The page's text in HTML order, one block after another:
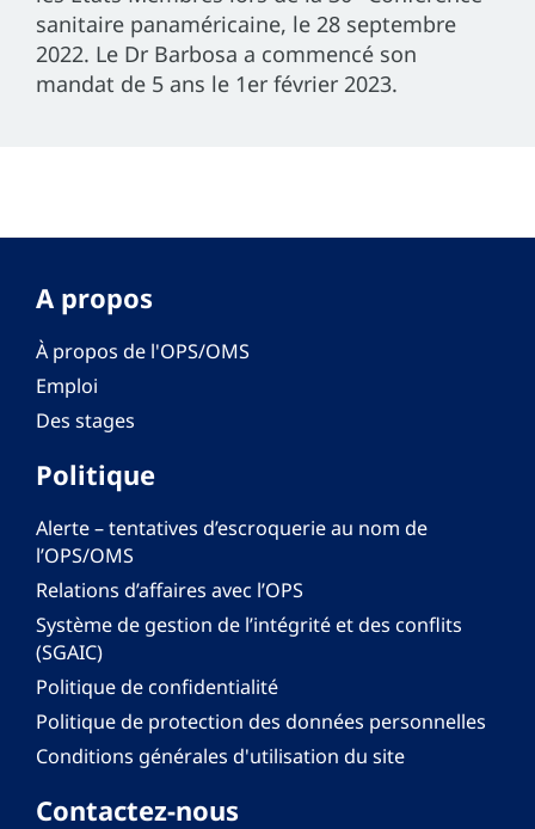
sanitaire panaméricaine, le 28 septembre
2022. Le Dr Barbosa a commencé son
mandat de 5 ans le 1er février 2023.
A propos
À propos de l'OPS/OMS
Emploi
Des stages
Politique
Alerte – tentatives d’escroquerie au nom de
l’OPS/OMS
Relations d’affaires avec l’OPS
Système de gestion de l’intégrité et des conflits
(SGAIC)
Politique de confidentialité
Politique de protection des données personnelles
Conditions générales d'utilisation du site
Contactez-nous